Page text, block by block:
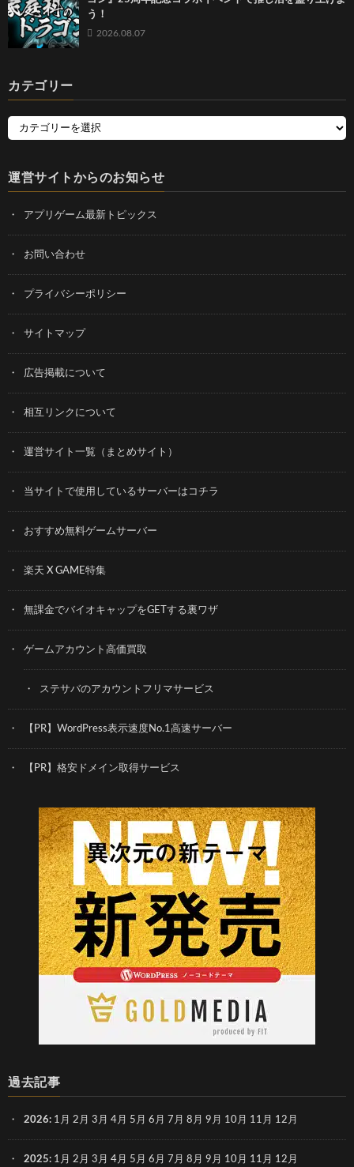
う！
2026.08.07
カテゴリー
運営サイトからのお知らせ
アプリゲーム最新トピックス
お問い合わせ
プライバシーポリシー
サイトマップ
広告掲載について
相互リンクについて
運営サイト一覧（まとめサイト）
当サイトで使用しているサーバーはコチラ
おすすめ無料ゲームサーバー
楽天 X GAME特集
無課金でバイオキャップをGETする裏ワザ
ゲームアカウント高価買取
ステサバのアカウントフリマサービス
【PR】WordPress表示速度No.1高速サーバー
【PR】格安ドメイン取得サービス
過去記事
2026: 1月 2月 3月 4月 5月 6月 7月 8月 9月 10月 11月 12月
2025: 1月 2月 3月 4月 5月 6月 7月 8月 9月 10月 11月 12月